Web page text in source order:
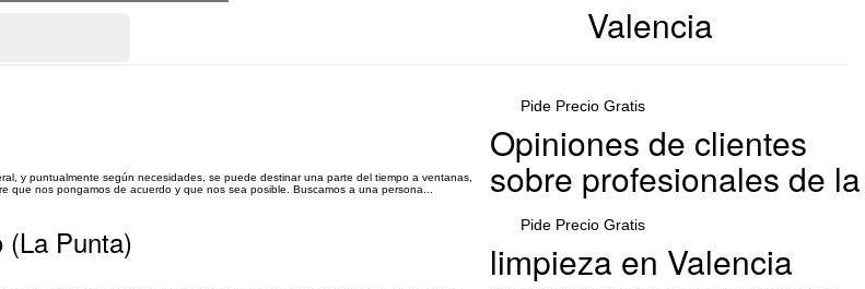
Valencia
y puntualmente según necesidades, se puede destinar una parte del tiempo a ventanas,
nos pongamos de acuerdo y que nos sea posible. Buscamos a una persona...
Pide Precio Gratis
(La Punta) Pide Precio Gratis
Opiniones de clientes
sobre profesionales de la
limpieza en Valencia